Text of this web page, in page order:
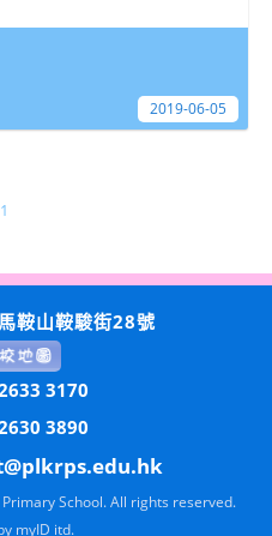
2019-06-05
1
鞍山鞍駿街28號
3170
3890
School. All rights reserved.
myID itd.